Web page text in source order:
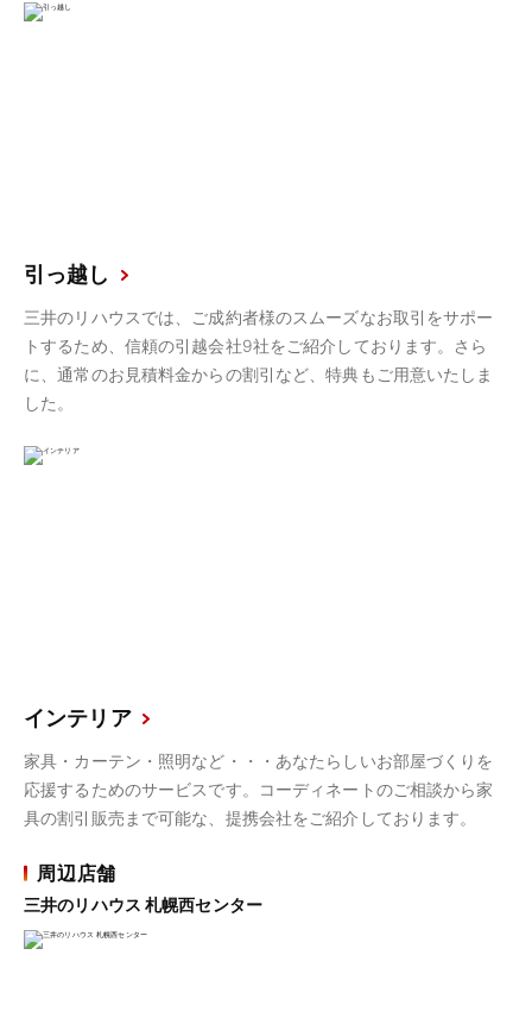
引っ越し
三井のリハウスでは、ご成約者様のスムーズなお取引をサポー
トするため、信頼の引越会社9社をご紹介しております。さら
に、通常のお見積料金からの割引など、特典もご用意いたしま
した。
インテリア
家具・カーテン・照明など・・・あなたらしいお部屋づくりを
応援するためのサービスです。コーディネートのご相談から家
具の割引販売まで可能な、提携会社をご紹介しております。
周辺店舗
三井のリハウス 札幌西センター